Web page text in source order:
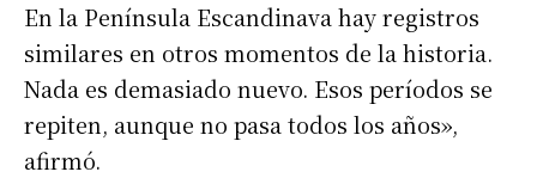
En la Península Escandinava hay registros
similares en otros momentos de la historia.
Nada es demasiado nuevo. Esos períodos se
repiten, aunque no pasa todos los años»,
afirmó.